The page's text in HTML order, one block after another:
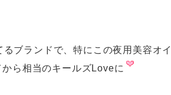
ブランドで、特にこの夜用美容オイ
ら相当のキールズLoveに